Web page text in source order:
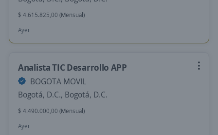
$ 4.615.825,00 (Mensual)
Ayer
Analista TIC Desarrollo APP
BOGOTA MOVIL
Bogotá, D.C., Bogotá, D.C.
$ 4.490.000,00 (Mensual)
Ayer